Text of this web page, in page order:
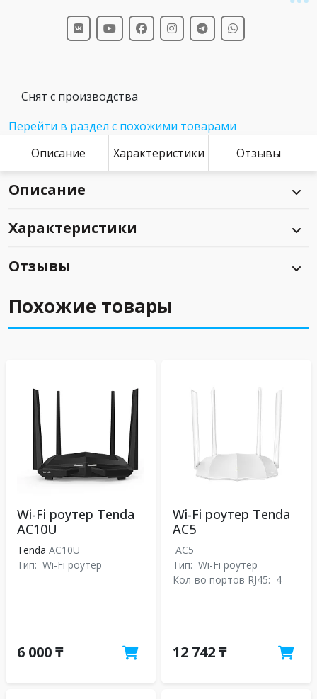
Снят с производства
Перейти в раздел с похожими товарами
Описание
Характеристики Отзывы
Описание
Характеристики
Отзывы
Похожие товары
Wi-Fi роутер Tenda
AC10U
Tenda AC10U
Тип: Wi-Fi роутер
6 000 ₸
Wi-Fi роутер Tenda
AC5
AC5
Тип: Wi-Fi роутер
Кол-во портов RJ45: 4
12 742 ₸